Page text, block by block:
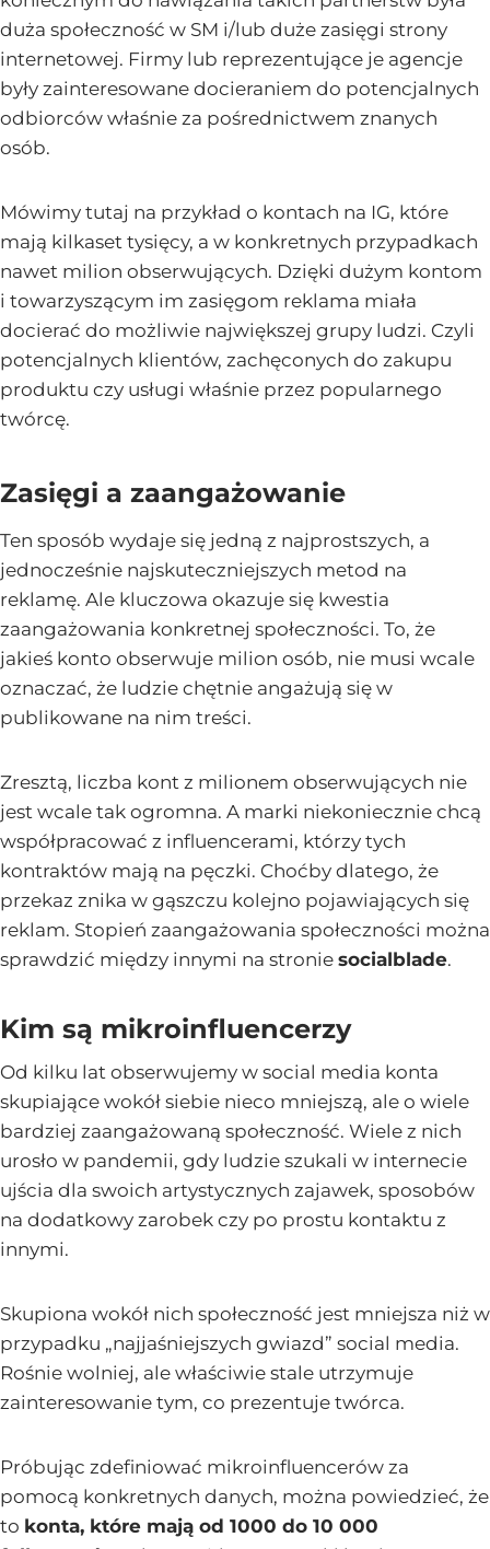
duża społeczność w SM i/lub duże zasięgi strony
internetowej. Firmy lub reprezentujące je agencje
były zainteresowane docieraniem do potencjalnych
odbiorców właśnie za pośrednictwem znanych
osób.
Mówimy tutaj na przykład o kontach na IG, które
mają kilkaset tysięcy, a w konkretnych przypadkach
nawet milion obserwujących. Dzięki dużym kontom
i towarzyszącym im zasięgom reklama miała
docierać do możliwie największej grupy ludzi. Czyli
potencjalnych klientów, zachęconych do zakupu
produktu czy usługi właśnie przez popularnego
twórcę.
Zasięgi a zaangażowanie
Ten sposób wydaje się jedną z najprostszych, a
jednocześnie najskuteczniejszych metod na
reklamę. Ale kluczowa okazuje się kwestia
zaangażowania konkretnej społeczności. To, że
jakieś konto obserwuje milion osób, nie musi wcale
oznaczać, że ludzie chętnie angażują się w
publikowane na nim treści.
Zresztą, liczba kont z milionem obserwujących nie
jest wcale tak ogromna. A marki niekoniecznie chcą
współpracować z influencerami, którzy tych
kontraktów mają na pęczki. Choćby dlatego, że
przekaz znika w gąszczu kolejno pojawiających się
reklam. Stopień zaangażowania społeczności można
sprawdzić między innymi na stronie socialblade.
Kim są mikroinfluencerzy
Od kilku lat obserwujemy w social media konta
skupiające wokół siebie nieco mniejszą, ale o wiele
bardziej zaangażowaną społeczność. Wiele z nich
urosło w pandemii, gdy ludzie szukali w internecie
ujścia dla swoich artystycznych zajawek, sposobów
na dodatkowy zarobek czy po prostu kontaktu z
innymi.
Skupiona wokół nich społeczność jest mniejsza niż w
przypadku „najjaśniejszych gwiazd” social media.
Rośnie wolniej, ale właściwie stale utrzymuje
zainteresowanie tym, co prezentuje twórca.
Próbując zdefiniować mikroinfluencerów za
pomocą konkretnych danych, można powiedzieć, że
to konta, które mają od 1000 do 10 000